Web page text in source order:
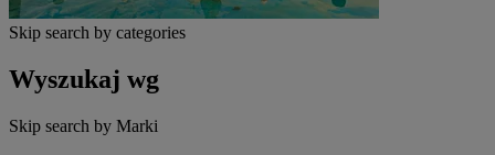
Skip search by categories
Wyszukaj wg
Skip search by Marki